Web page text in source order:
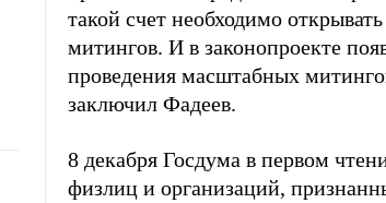
такой счет необходимо
митингов. И в законопроекте
проведения масштабных
заключил Фадеев.
8 декабря Госдума в первом
физлиц и организаций,